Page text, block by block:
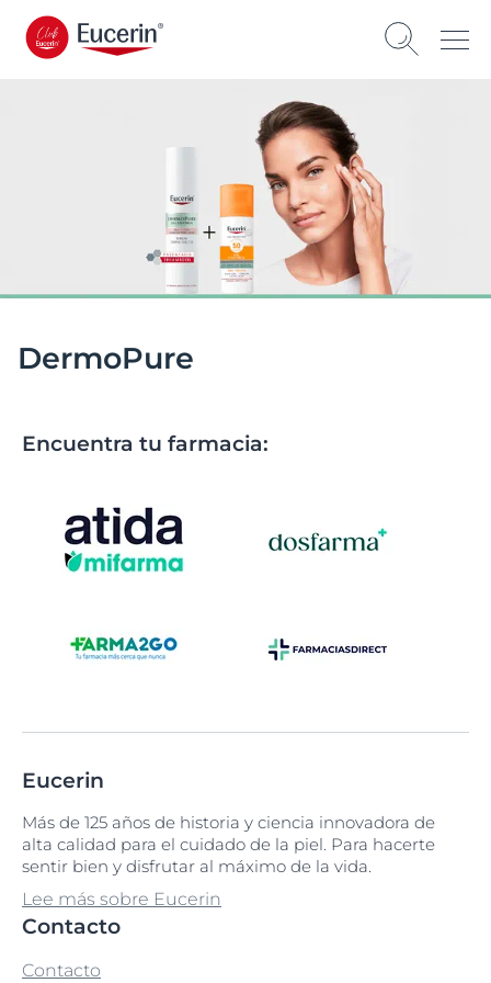
DermoPure
Encuentra tu farmacia:
Eucerin
Más de 125 años de historia y ciencia innovadora de
alta calidad para el cuidado de la piel. Para hacerte
sentir bien y disfrutar al máximo de la vida.
Lee más sobre Eucerin
Contacto
Contacto